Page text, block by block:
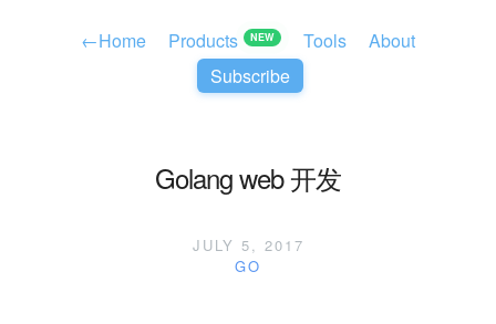
←Home Products NEW Tools
About
Subscribe
Golang web 开发
JULY 5, 2017
GO